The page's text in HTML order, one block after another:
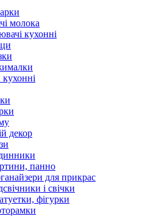
молока
кухонні
декор
панно
для прикрас
і свічки
фігурки